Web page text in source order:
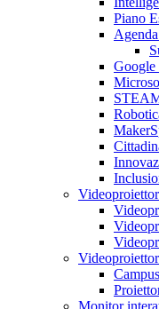
Piano
Google
Monitor